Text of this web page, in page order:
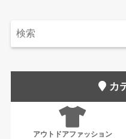
カ
アウトドアファッション